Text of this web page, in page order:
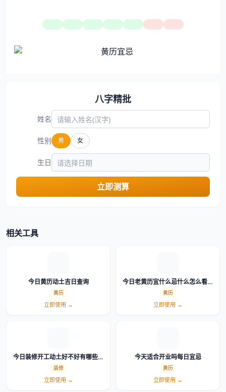
八字精批
姓名
性别 男 女
生日
立即测算
相关工具
今日黄历动土吉日查询
黄历
立即使用 →
今日老黄历宜什么忌什么怎么看详
细解读
黄历
立即使用 →
今日装修开工动土好不好有哪些讲
究和禁忌
装修
立即使用 →
今天适合开业吗每日宜忌
黄历
立即使用 →